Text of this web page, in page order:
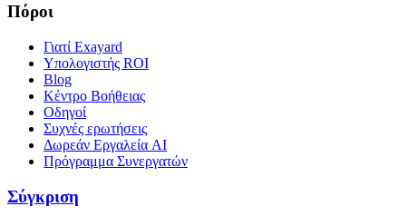
Πόροι
Γιατί Exayard
Υπολογιστής ROI
Blog
Κέντρο Βοήθειας
Οδηγοί
Συχνές ερωτήσεις
Δωρεάν Εργαλεία AI
Πρόγραμμα Συνεργατών
Σύγκριση